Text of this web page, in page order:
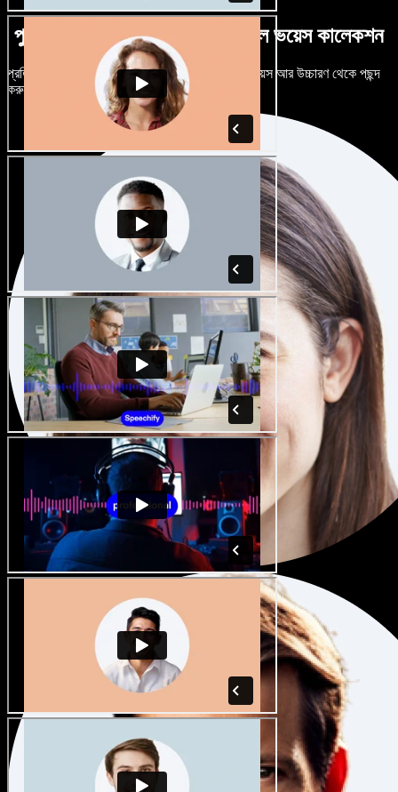
পুরুষ-নারী ভেদে নানান উচ্চারণে বিশাল ভয়েস কালেকশন
প্রতিটি প্রজেক্টকে আলাদা শোনাতে দিন। শত শত AI ভয়েস আর উচ্চারণ থেকে পছন্দ
করুন, নিজের মতো টিউন করুন।